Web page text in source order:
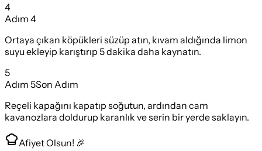
4
Adım 4
Ortaya çıkan köpükleri süzüp atın, kıvam aldığında limon
suyu ekleyip karıştırıp 5 dakika daha kaynatın.
5
Adım 5Son Adım
Reçeli kapağını kapatıp soğutun, ardından cam
kavanozlara doldurup karanlık ve serin bir yerde saklayın.
Afiyet Olsun! 🎉